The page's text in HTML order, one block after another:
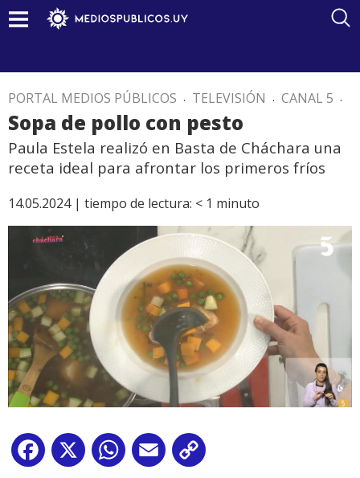
PORTAL MEDIOS PÚBLICOS . TELEVISIÓN . CANAL 5 .
Sopa de pollo con pesto
Paula Estela realizó en Basta de Cháchara una
receta ideal para afrontar los primeros fríos
14.05.2024 | tiempo de lectura: < 1 minuto
Facebook
X WhatsApp
Email